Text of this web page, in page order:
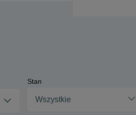
Stan
Wszystkie